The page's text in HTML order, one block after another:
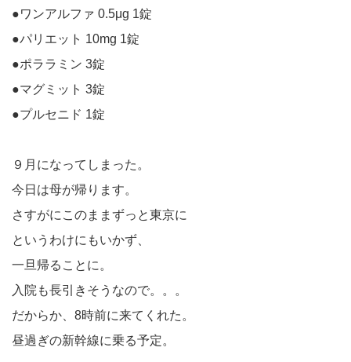
●ワンアルファ 0.5μg 1錠
●パリエット 10mg 1錠
●ポララミン 3錠
●マグミット 3錠
●プルセニド 1錠
９月になってしまった。
今日は母が帰ります。
さすがにこのままずっと東京に
というわけにもいかず、
一旦帰ることに。
入院も長引きそうなので。。。
だからか、8時前に来てくれた。
昼過ぎの新幹線に乗る予定。